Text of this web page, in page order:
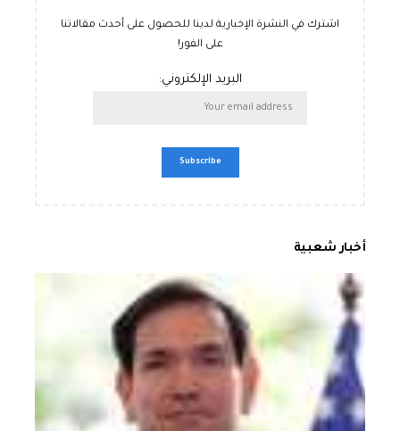
اشترك في النشرة الإخبارية لدينا للحصول على أحدث مقالاتنا
على الفور!
البريد الإلكتروني:
أخبار شعبية